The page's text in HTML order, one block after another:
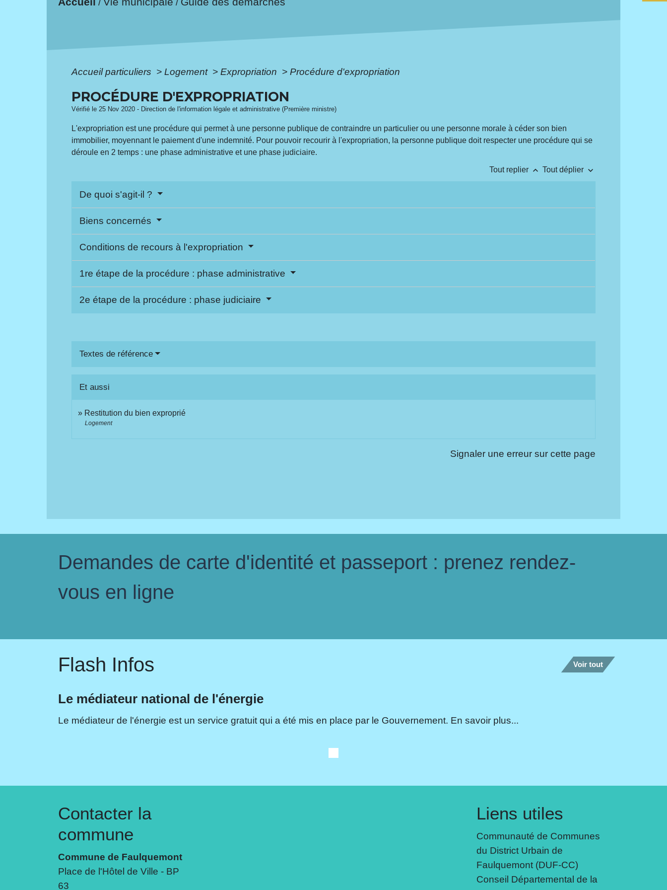
/ /
Accueil particuliers > Logement > Expropriation > Procédure d'expropriation
PROCÉDURE D'EXPROPRIATION
Vérifié le 25 Nov 2020 - Direction de l'information légale et administrative (Première ministre)
L'expropriation est une procédure qui permet à une personne publique de contraindre un particulier ou une personne morale à céder son bien
immobilier, moyennant le paiement d'une indemnité. Pour pouvoir recourir à l'expropriation, la personne publique doit respecter une procédure qui se
déroule en 2 temps : une phase administrative et une phase judiciaire.
Tout replier keyboard_arrow_up Tout déplier keyboard_arrow_down
De quoi s'agit-il ?
Biens concernés
Conditions de recours à l'expropriation
1re étape de la procédure : phase administrative
2e étape de la procédure : phase judiciaire
Textes de référence
Et aussi
Restitution du bien exproprié
Logement
Signaler une erreur sur cette page
Demandes de carte d'identité et passeport : prenez rendez-
vous en ligne
Flash Infos Voir tout
Le médiateur national de l'énergie
Le médiateur de l'énergie est un service gratuit qui a été mis en place par le Gouvernement. En savoir plus...
Contacter la
commune
Commune de Faulquemont
Place de l'Hôtel de Ville - BP
63
Liens utiles
Communauté de Communes
du District Urbain de
Faulquemont (DUF-CC)
Conseil Départemental de la